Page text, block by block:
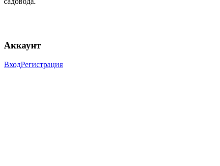
Аккаунт
ВходРегистрация